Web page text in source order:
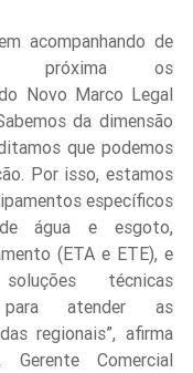
acompanhando de
próxima os
Novo Marco Legal
da dimensão
que podemos
Por isso, estamos
específicos
água e esgoto,
(ETA e ETE), e
soluções técnicas
para atender as
regionais”, afirma
Gerente Comercial